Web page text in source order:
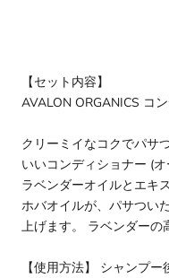
【セット内容】
AVALON ORGANICS コ
クリーミイなコクでパサ
いいコンディショナー (
ラベンダーオイルとエキ
ホバオイルが、パサつい
上げます。 ラベンダーの
【使用方法】 シャンプ